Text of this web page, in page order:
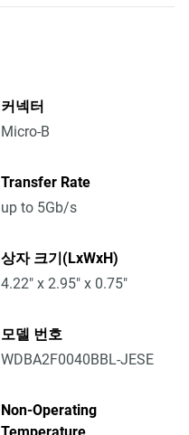
커넥터
Micro-B
Transfer Rate
up to 5Gb/s
상자 크기(LxWxH)
4.22" x 2.95" x 0.75"
모델 번호
WDBA2F0040BBL-JESE
Non-Operating